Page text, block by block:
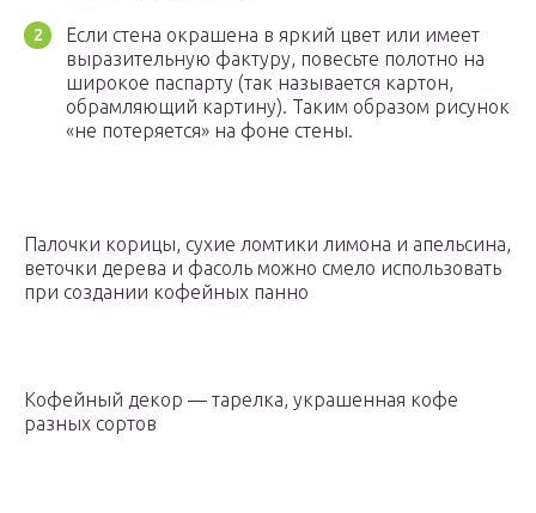
Если стена окрашена в яркий цвет или имеет
выразительную фактуру, повесьте полотно на
широкое паспарту (так называется картон,
обрамляющий картину). Таким образом рисунок
«не потеряется» на фоне стены.
Палочки корицы, сухие ломтики лимона и апельсина,
веточки дерева и фасоль можно смело использовать
при создании кофейных панно
Кофейный декор — тарелка, украшенная кофе
разных сортов